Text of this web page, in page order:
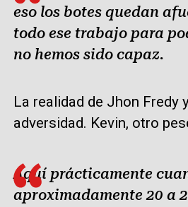
eso los botes quedan
todo ese trabajo para
no hemos sido capaz.
La realidad de Jhon
adversidad. Kevin, otro
Aquí prácticamente
aproximadamente 20 a